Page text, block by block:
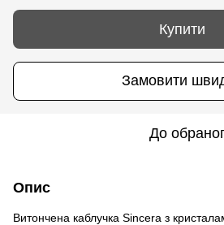
Купити
Замовити
До
Опис
Витончена каблучка Sincera з